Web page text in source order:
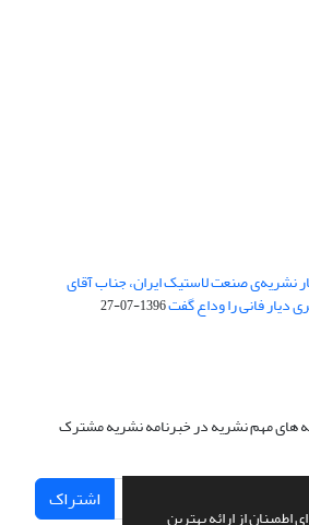
از ارائه بهترین
نشریه‌ی صنعت لاستیک ایران، جناب آقای
دیار فانی را وداع گفت1396-07-27
های مهم نشریه در خبرنامه نشریه مشترک
اشتراک